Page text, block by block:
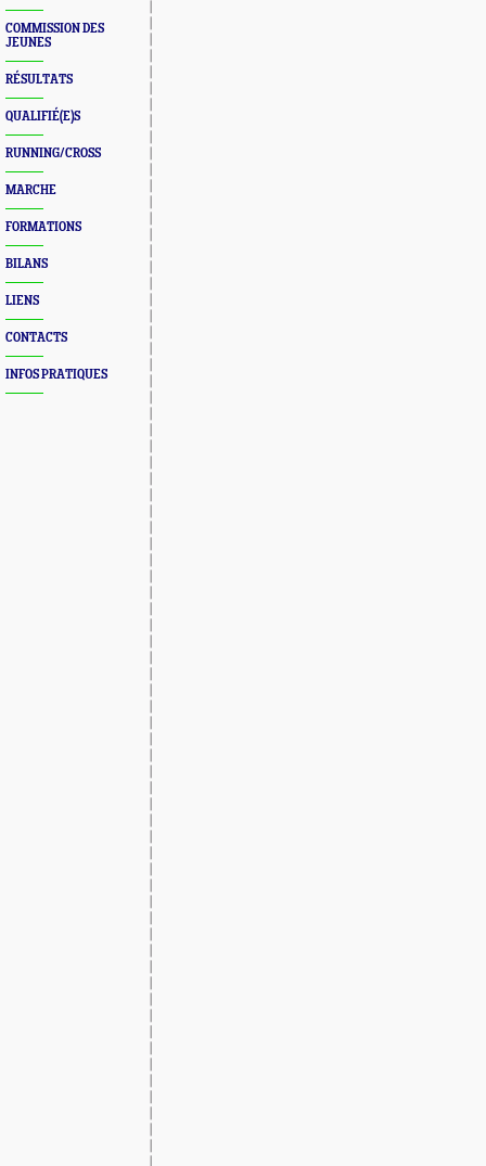
COMMISSION DES
JEUNES
RÉSULTATS
QUALIFIÉ(E)S
RUNNING/CROSS
MARCHE
FORMATIONS
BILANS
LIENS
CONTACTS
INFOS PRATIQUES